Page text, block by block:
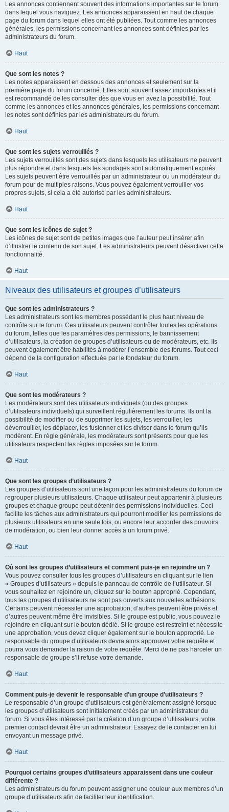
Les annonces contiennent souvent des informations importantes sur le forum
dans lequel vous naviguez. Les annonces apparaissent en haut de chaque
page du forum dans lequel elles ont été publiées. Tout comme les annonces
générales, les permissions concernant les annonces sont définies par les
administrateurs du forum.
Haut
Que sont les notes ?
Les notes apparaissent en dessous des annonces et seulement sur la
première page du forum concerné. Elles sont souvent assez importantes et il
est recommandé de les consulter dès que vous en avez la possibilité. Tout
comme les annonces et les annonces générales, les permissions concernant
les notes sont définies par les administrateurs du forum.
Haut
Que sont les sujets verrouillés ?
Les sujets verrouillés sont des sujets dans lesquels les utilisateurs ne peuvent
plus répondre et dans lesquels les sondages sont automatiquement expirés.
Les sujets peuvent être verrouillés par un administrateur ou un modérateur du
forum pour de multiples raisons. Vous pouvez également verrouiller vos
propres sujets, si cela a été autorisé par les administrateurs.
Haut
Que sont les icônes de sujet ?
Les icônes de sujet sont de petites images que l’auteur peut insérer afin
d’illustrer le contenu de son sujet. Les administrateurs peuvent désactiver cette
fonctionnalité.
Haut
Niveaux des utilisateurs et groupes d’utilisateurs
Que sont les administrateurs ?
Les administrateurs sont les membres possédant le plus haut niveau de
contrôle sur le forum. Ces utilisateurs peuvent contrôler toutes les opérations
du forum, telles que les paramètres des permissions, le bannissement
d’utilisateurs, la création de groupes d’utilisateurs ou de modérateurs, etc. Ils
peuvent également être habilités à modérer l’ensemble des forums. Tout ceci
dépend de la configuration effectuée par le fondateur du forum.
Haut
Que sont les modérateurs ?
Les modérateurs sont des utilisateurs individuels (ou des groupes
d’utilisateurs individuels) qui surveillent régulièrement les forums. Ils ont la
possibilité de modifier ou de supprimer les sujets, les verrouiller, les
déverrouiller, les déplacer, les fusionner et les diviser dans le forum qu’ils
modèrent. En règle générale, les modérateurs sont présents pour que les
utilisateurs respectent les règles imposées sur le forum.
Haut
Que sont les groupes d’utilisateurs ?
Les groupes d’utilisateurs sont une façon pour les administrateurs du forum de
regrouper plusieurs utilisateurs. Chaque utilisateur peut appartenir à plusieurs
groupes et chaque groupe peut détenir des permissions individuelles. Ceci
facilite les tâches aux administrateurs qui pourront modifier les permissions de
plusieurs utilisateurs en une seule fois, ou encore leur accorder des pouvoirs
de modération, ou bien leur donner accès à un forum privé.
Haut
Où sont les groupes d’utilisateurs et comment puis-je en rejoindre un ?
Vous pouvez consulter tous les groupes d’utilisateurs en cliquant sur le lien
« Groupes d’utilisateurs » depuis le panneau de contrôle de l’utilisateur. Si
vous souhaitez en rejoindre un, cliquez sur le bouton approprié. Cependant,
tous les groupes d’utilisateurs ne sont pas ouverts aux nouvelles adhésions.
Certains peuvent nécessiter une approbation, d’autres peuvent être privés et
d’autres peuvent même être invisibles. Si le groupe est public, vous pouvez le
rejoindre en cliquant sur le bouton dédié. Si le groupe est restreint et nécessite
une approbation, vous devez cliquer également sur le bouton approprié. Le
responsable du groupe d’utilisateurs devra alors approuver votre requête et
pourra vous demander la raison de votre requête. Merci de ne pas harceler un
responsable de groupe s’il refuse votre demande.
Haut
Comment puis-je devenir le responsable d’un groupe d’utilisateurs ?
Le responsable d’un groupe d’utilisateurs est généralement assigné lorsque
les groupes d’utilisateurs sont initialement créés par un administrateur du
forum. Si vous êtes intéressé par la création d’un groupe d’utilisateurs, votre
premier contact devrait être un administrateur. Essayez de le contacter en lui
envoyant un message privé.
Haut
Pourquoi certains groupes d’utilisateurs apparaissent dans une couleur
différente ?
Les administrateurs du forum peuvent assigner une couleur aux membres d’un
groupe d’utilisateurs afin de faciliter leur identification.